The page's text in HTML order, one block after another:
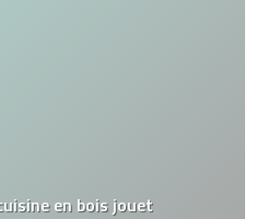
en bois jouet